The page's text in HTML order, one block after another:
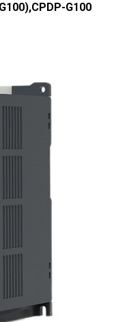
G100